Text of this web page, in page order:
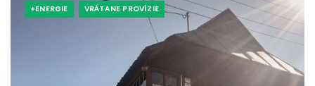
+ENERGIE VRÁTANE PROVÍZIE